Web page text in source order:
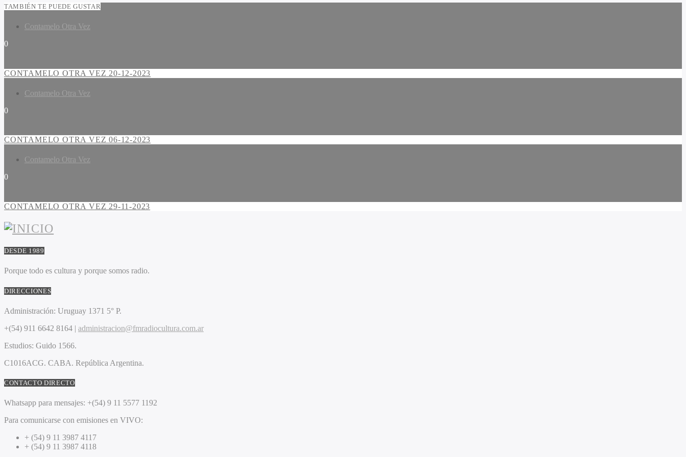
TAMBIÉN TE PUEDE GUSTAR
Contamelo Otra Vez
0
CONTAMELO OTRA VEZ 20-12-2023
Contamelo Otra Vez
0
CONTAMELO OTRA VEZ 06-12-2023
Contamelo Otra Vez
0
CONTAMELO OTRA VEZ 29-11-2023
DESDE 1989
Porque todo es cultura y porque somos radio.
DIRECCIONES
Administración: Uruguay 1371 5° P.
+(54) 911 6642 8164 | administracion@fmradiocultura.com.ar
Estudios: Guido 1566.
C1016ACG. CABA. República Argentina.
CONTACTO DIRECTO
Whatsapp para mensajes: +(54) 9 11 5577 1192
Para comunicarse con emisiones en VIVO:
+ (54) 9 11 3987 4117
+ (54) 9 11 3987 4118